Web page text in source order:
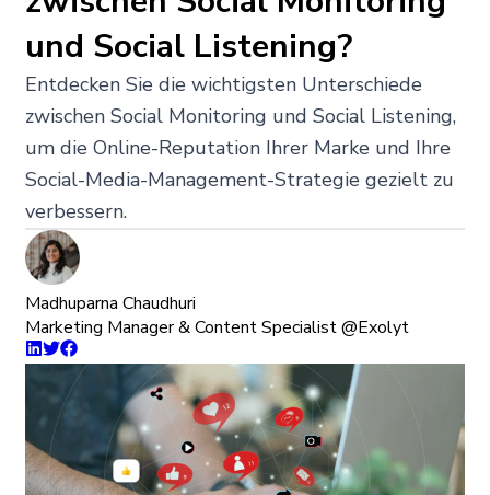
und Social Listening?
Entdecken Sie die wichtigsten Unterschiede
zwischen Social Monitoring und Social Listening,
um die Online-Reputation Ihrer Marke und Ihre
Social-Media-Management-Strategie gezielt zu
verbessern.
Madhuparna Chaudhuri
Marketing Manager & Content Specialist @Exolyt